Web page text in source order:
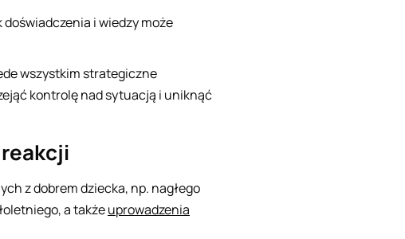
i wiedzy może
wszystkim strategiczne
kontrolę nad sytuacją i uniknąć
z dobrem dziecka, np. nagłego
a takżeuprowadzenia